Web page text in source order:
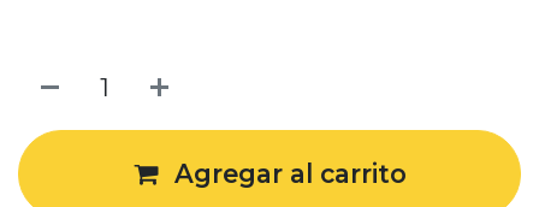
Agregar al carrito